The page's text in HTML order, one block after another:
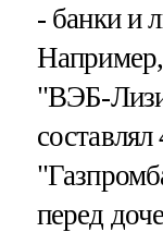
- банки и
"ВЭБ-
перед